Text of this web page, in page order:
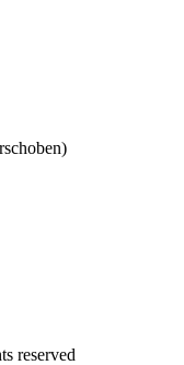
reserved